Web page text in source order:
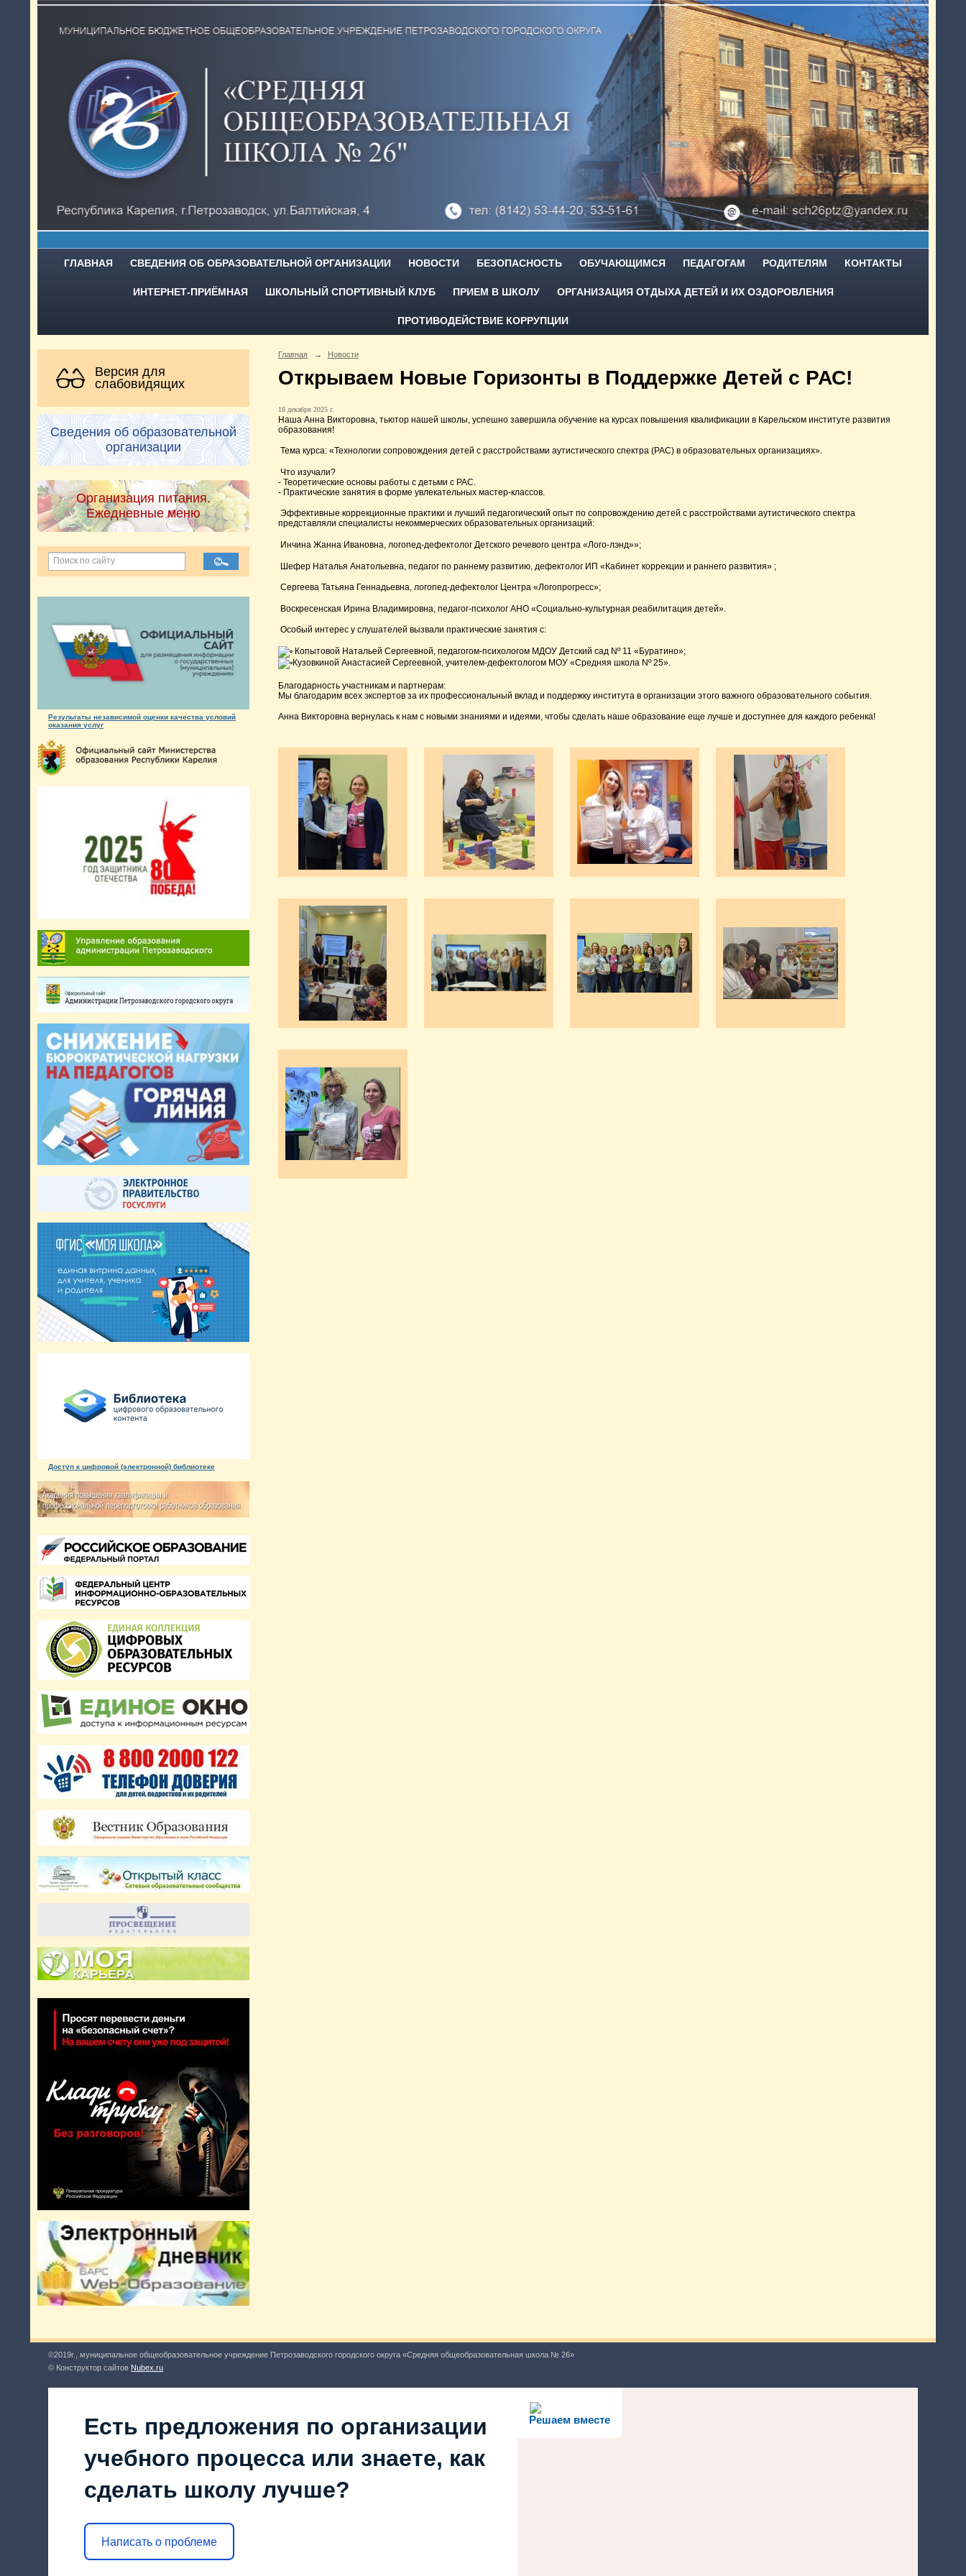
ГЛАВНАЯ СВЕДЕНИЯ ОБ ОБРАЗОВАТЕЛЬНОЙ ОРГАНИЗАЦИИ НОВОСТИ БЕЗОПАСНОСТЬ ОБУЧАЮЩИМСЯ ПЕДАГОГАМ РОДИТЕЛЯМ КОНТАКТЫ
ИНТЕРНЕТ-ПРИЁМНАЯ ШКОЛЬНЫЙ СПОРТИВНЫЙ КЛУБ ПРИЕМ В ШКОЛУ ОРГАНИЗАЦИЯ ОТДЫХА ДЕТЕЙ И ИХ ОЗДОРОВЛЕНИЯ
ПРОТИВОДЕЙСТВИЕ КОРРУПЦИИ
Версия для
слабовидящих
Сведения об образовательной
организации
Организация питания.
Ежедневные меню
Результаты независимой оценки качества условий
оказания услуг
Доступ к цифровой (электронной) библиотеке
Главная → Новости
Открываем Новые Горизонты в Поддержке Детей с РАС!
18 декабря 2025 г.
Наша Анна Викторовна, тьютор нашей школы, успешно завершила обучение на курсах повышения квалификации в Карельском институте развития
образования!
Тема курса: «Технологии сопровождения детей с расстройствами аутистического спектра (РАС) в образовательных организациях».
Что изучали?
- Теоретические основы работы с детьми с РАС.
- Практические занятия в форме увлекательных мастер-классов.
Эффективные коррекционные практики и лучший педагогический опыт по сопровождению детей с расстройствами аутистического спектра
представляли специалисты некоммерческих образовательных организаций:
Инчина Жанна Ивановна, логопед-дефектолог Детского речевого центра «Лого-лэнд»»;
Шефер Наталья Анатольевна, педагог по раннему развитию, дефектолог ИП «Кабинет коррекции и раннего развития» ;
Сергеева Татьяна Геннадьевна, логопед-дефектолог Центра «Логопрогресс»;
Воскресенская Ирина Владимировна, педагог-психолог АНО «Социально-культурная реабилитация детей».
Особый интерес у слушателей вызвали практические занятия с:
Копытовой Натальей Сергеевной, педагогом-психологом МДОУ Детский сад Nº 11 «Буратино»;
Кузовкиной Анастасией Сергеевной, учителем-дефектологом МОУ «Средняя школа Nº 25».
Благодарность участникам и партнерам:
Мы благодарим всех экспертов за их профессиональный вклад и поддержку института в организации этого важного образовательного события.
Анна Викторовна вернулась к нам с новыми знаниями и идеями, чтобы сделать наше образование еще лучше и доступнее для каждого ребенка!
©2019г., муниципальное общеобразовательное учреждение Петрозаводского городского округа «Средняя общеобразовательная школа № 26»
© Конструктор сайтов Nubex.ru
Решаем вместе
Есть предложения по организации
учебного процесса или знаете, как
сделать школу лучше?
Написать о проблеме